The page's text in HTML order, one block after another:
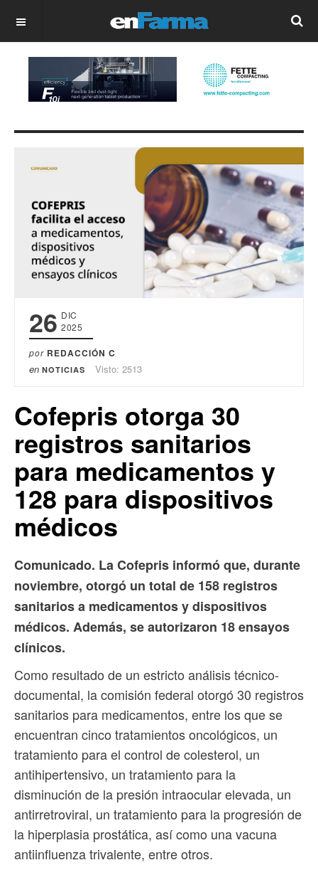
OFF CANVAS
26 DIC
2025
por REDACCIÓN C
en NOTICIAS Visto: 2513
Cofepris otorga 30
registros sanitarios
para medicamentos y
128 para dispositivos
médicos
Comunicado. La Cofepris informó que, durante
noviembre, otorgó un total de 158 registros
sanitarios a medicamentos y dispositivos
médicos. Además, se autorizaron 18 ensayos
clínicos.
Como resultado de un estricto análisis técnico-
documental, la comisión federal otorgó 30 registros
sanitarios para medicamentos, entre los que se
encuentran cinco tratamientos oncológicos, un
tratamiento para el control de colesterol, un
antihipertensivo, un tratamiento para la
disminución de la presión intraocular elevada, un
antirretroviral, un tratamiento para la progresión de
la hiperplasia prostática, así como una vacuna
antiinfluenza trivalente, entre otros.